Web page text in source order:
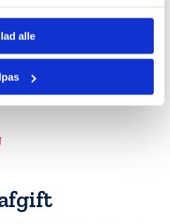
alle
betaler alle omkostninger
misforståelser.